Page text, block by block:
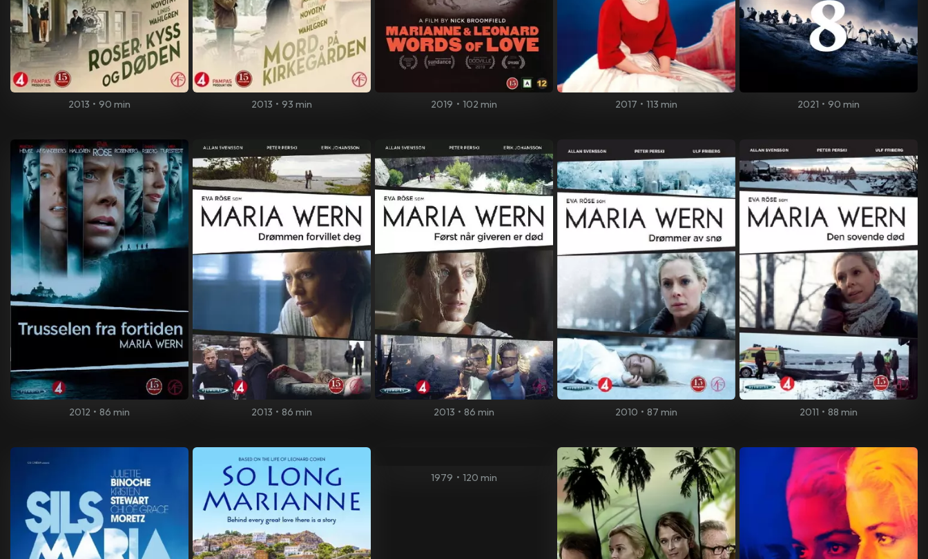
2013 • 90 min 2013 • 93 min 2019 • 102 min 2017 • 113 min 2021 • 90 min
2012 • 86 min 2013 • 86 min 2013 • 86 min 2010 • 87 min 2011 • 88 min
1979 • 120 min